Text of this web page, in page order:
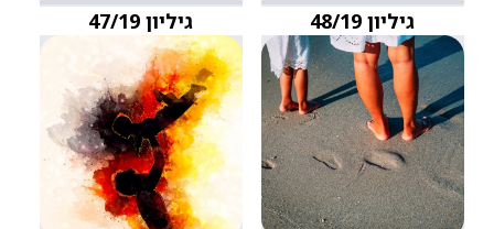
גיליון 48/19 גיליון 47/19